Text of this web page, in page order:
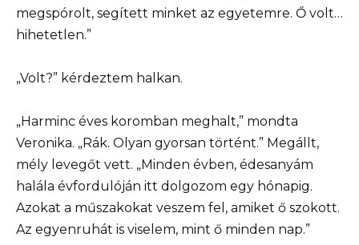
megspórolt, segített minket az egyetemre. Ő volt…
hihetetlen.”
„Volt?” kérdeztem halkan.
„Harminc éves koromban meghalt,” mondta
Veronika. „Rák. Olyan gyorsan történt.” Megállt,
mély levegőt vett. „Minden évben, édesanyám
halála évfordulóján itt dolgozom egy hónapig.
Azokat a műszakokat veszem fel, amiket ő szokott.
Az egyenruhát is viselem, mint ő minden nap.”